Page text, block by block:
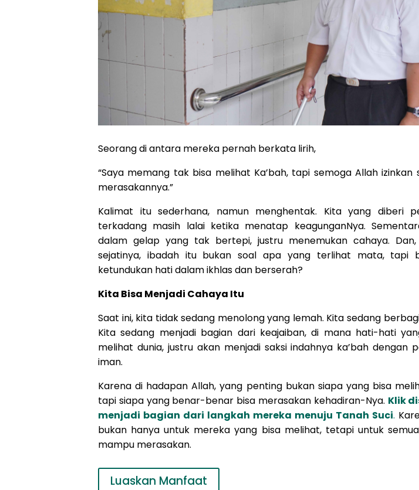
Seorang di antara mereka pernah berkata lirih,
“Saya memang tak bisa melihat Ka’bah, tapi semoga Allah izinkan
merasakannya.”
Kalimat itu sederhana, namun menghentak. Kita yang diberi
terkadang masih lalai ketika menatap keagunganNya.
dalam gelap yang tak bertepi, justru menemukan cahaya. Dan,
sejatinya, ibadah itu bukan soal apa yang terlihat mata, tapi
ketundukan hati dalam ikhlas dan berserah?
Kita Bisa Menjadi Cahaya Itu
Saat ini, kita tidak sedang menolong yang lemah. Kita sedang
Kita sedang menjadi bagian dari keajaiban, di mana hati-hati
melihat dunia, justru akan menjadi saksi indahnya ka’bah dengan
iman.
Karena di hadapan Allah, yang penting bukan siapa yang bisa
tapi siapa yang benar-benar bisa merasakan kehadiran-Nya. Klik
menjadi bagian dari langkah mereka menuju Tanah Suci.
bukan hanya untuk mereka yang bisa melihat, tetapi untuk
mampu merasakan.
Luaskan Manfaat